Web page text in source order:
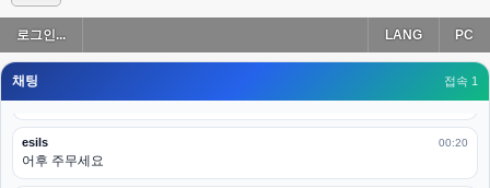
로그인... PC
LANG
채팅 접속 1
esils 00:19
모바일로 보는데도 좀 불편하더라구요
고게임77 00:19
아 ㅋㅋ 내일도 심심하면 들리겠습니다. 벌써 12시가 넘었었네요
esils 00:20
어후 주무세요